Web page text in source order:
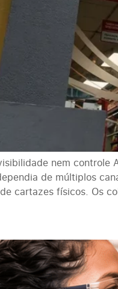
nem
de múltiplos
cartazes físicos. Os